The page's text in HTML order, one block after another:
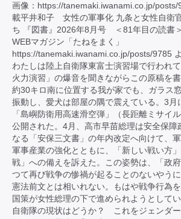
画像：https://tanemaki.iwanami.co.jp/posts/
載平井和子 女性の軍事化 九条と女性自衛
ち 『図書』2026年8月号 ＜81年目の読書
WEBマガジン「たねをまく」
https://tanemaki.iwanami.co.jp/posts/9785
わたしは陸上自衛隊東富士演習場で行われ
火力演習」の爆音を聞きながらこの原稿を書
約30キロ南に位置する我が家でも、ガラス
振動し、愛犬は部屋の隅で震えている。3月
「島嶼防衛用高速滑空弾」（長距離ミサイ
公開された。4月、高市早苗総理は安全保障
なる「安保三文書」の年内改定へ向けて、
軍事産業の強化とともに、「新しい戦い方
戦」への備えを訴えた。この姿勢は、「政
つて再び戦争の惨禍が起ることのないやう
憲法前文とは相いれない。もはや戦争行為
国策が女性総理の下で進められようとしてい
自衛隊の現状はどうか？ これをジェンダ